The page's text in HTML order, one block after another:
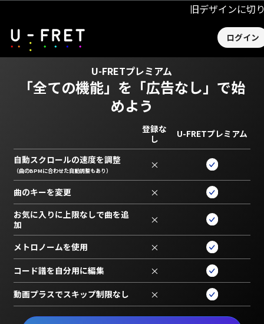
旧デザインに切
ログイン
U-FRETプレミアム
「全ての機能」を 「広告なし」で始
めよう
登録な
し
U-FRETプレミアム
自動スクロールの速度を調整
（曲のBPMに合わせた自動調整もあり） ×
曲のキーを変更 ×
お気に入りに上限なしで曲を追
加
×
メトロノームを使用 ×
コード譜を自分用に編集 ×
動画プラスでスキップ制限なし ×